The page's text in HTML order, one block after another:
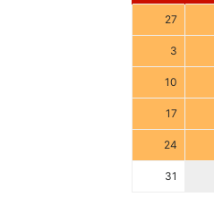
27
3
10
17
24
31